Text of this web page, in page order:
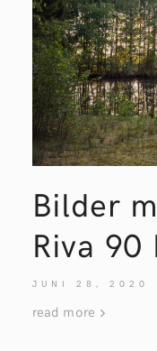
Bilder
Riva 90
JUNI 28, 2020
read more